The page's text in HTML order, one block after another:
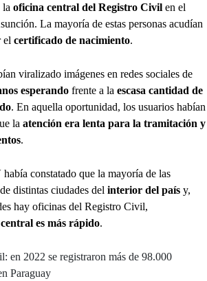
la oficina central del Registro Civil en el
La mayoría de estas personas acudían
el certificado de nacimiento.
viralizado imágenes en redes sociales de
esperando frente a la escasa cantidad de
. En aquella oportunidad, los usuarios habían
la atención era lenta para la tramitación y
.
constatado que la mayoría de las
distintas ciudades del interior del país y,
hay oficinas del Registro Civil,
central es más rápido.
en 2022 se registraron más de 98.000
Paraguay